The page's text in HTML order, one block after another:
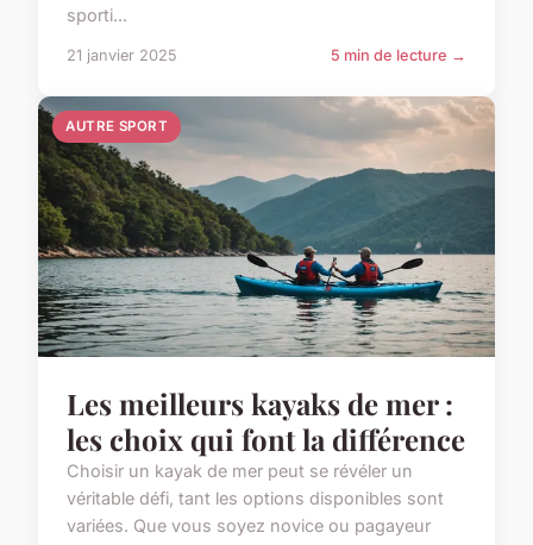
sporti...
21 janvier 2025 5 min de lecture →
AUTRE SPORT
Les meilleurs kayaks de mer :
les choix qui font la différence
Choisir un kayak de mer peut se révéler un
véritable défi, tant les options disponibles sont
variées. Que vous soyez novice ou pagayeur